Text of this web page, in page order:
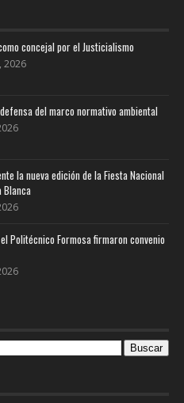
concejal por el Justicialismo
2026
del marco normativo ambiental
la nueva edición de la Fiesta Nacional
Blanca
Politécnico Formosa firmaron convenio